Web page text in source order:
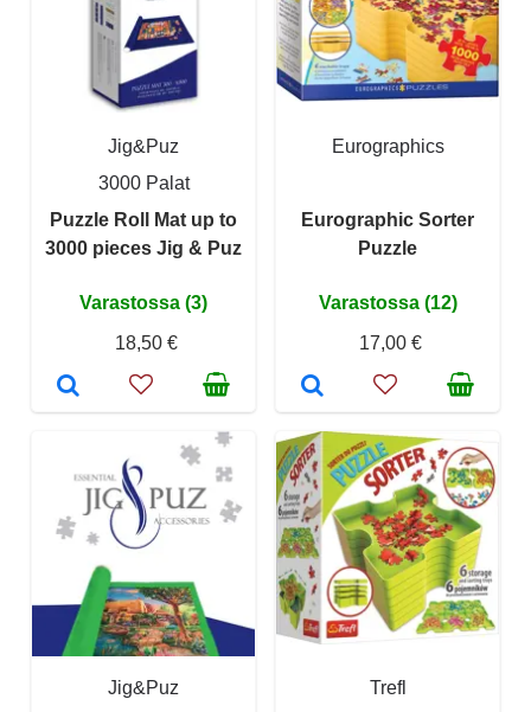
Jig&Puz
3000 Palat
Puzzle Roll Mat up to
3000 pieces Jig & Puz
Varastossa (3)
18,50 €
Eurographics
Eurographic Sorter
Puzzle
Varastossa (12)
17,00 €
Jig&Puz
Trefl